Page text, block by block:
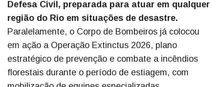
Defesa Civil, preparada para atuar em qualquer
região do Rio em situações de desastre.
Paralelamente, o Corpo de Bombeiros já colocou
em ação a Operação Extinctus 2026, plano
estratégico de prevenção e combate a incêndios
florestais durante o período de estiagem, com